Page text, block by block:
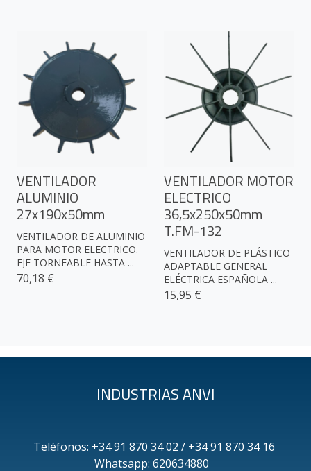
VENTILADOR
ALUMINIO
27x190x50mm
VENTILADOR DE ALUMINIO
PARA MOTOR ELECTRICO.
EJE TORNEABLE HASTA ...
70,18 €
VENTILADOR MOTOR
ELECTRICO
36,5x250x50mm
T.FM-132
VENTILADOR DE PLÁSTICO
ADAPTABLE GENERAL
ELÉCTRICA ESPAÑOLA ...
15,95 €
INDUSTRIAS ANVI
Teléfonos: +34 91 870 34 02 / +34 91 870 34 16
Whatsapp: 620634880